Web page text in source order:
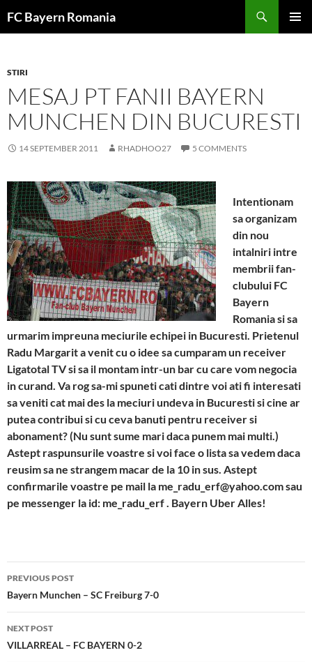
toFC Bayern Romania
STIRI
MESAJ PT FANII BAYERN
MUNCHEN DIN BUCURESTI
14 SEPTEMBER 2011 RHADHOO27 5 COMMENTS
Intentionam
sa organizam
din nou
intalniri intre
membrii fan-
clubului FC
Bayern
Romania si sa
urmarim impreuna meciurile echipei in Bucuresti. Prietenul
Radu Margarit a venit cu o idee sa cumparam un receiver
Ligatotal TV si sa il montam intr-un bar cu care vom negocia
in curand. Va rog sa-mi spuneti cati dintre voi ati fi interesati
sa veniti cat mai des la meciuri undeva in Bucuresti si cine ar
putea contribui si cu ceva banuti pentru receiver si
abonament? (Nu sunt sume mari daca punem mai multi.)
Astept raspunsurile voastre si voi face o lista sa vedem daca
reusim sa ne strangem macar de la 10 in sus. Astept
confirmarile voastre pe mail la me_radu_erf@yahoo.com sau
pe messenger la id: me_radu_erf . Bayern Uber Alles!
Post
navigation
PREVIOUS POST
Bayern Munchen – SC Freiburg 7-0
NEXT POST
VILLARREAL – FC BAYERN 0-2